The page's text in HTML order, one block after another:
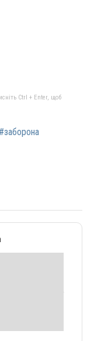
Ctrl + Enter, щоб
#заборона